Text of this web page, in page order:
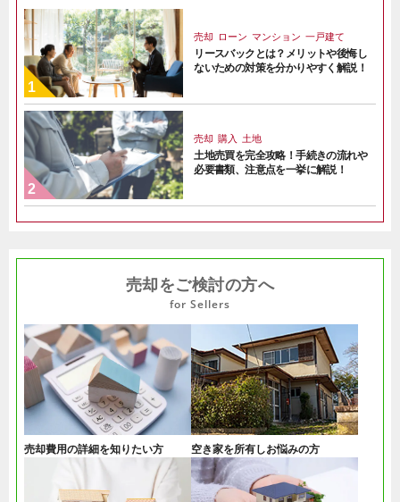
売却 ローン マンション 一戸建て
リースバックとは？メリットや後悔し
ないための対策を分かりやすく解説！
売却 購入 土地
土地売買を完全攻略！手続きの流れや
必要書類、注意点を一挙に解説！
売却をご検討の方へ
for Sellers
売却費用の詳細を知りたい方 空き家を所有しお悩みの方